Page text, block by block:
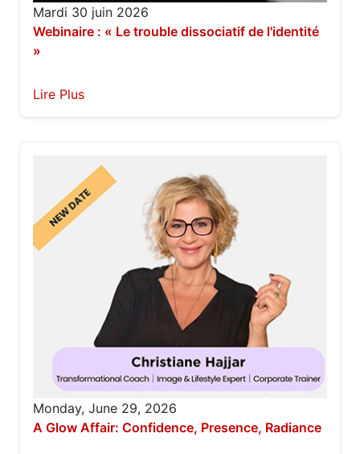
Mardi 30 juin 2026
Webinaire : « Le trouble dissociatif de l'identité
»
Lire Plus
Monday, June 29, 2026
A Glow Affair: Confidence, Presence, Radiance